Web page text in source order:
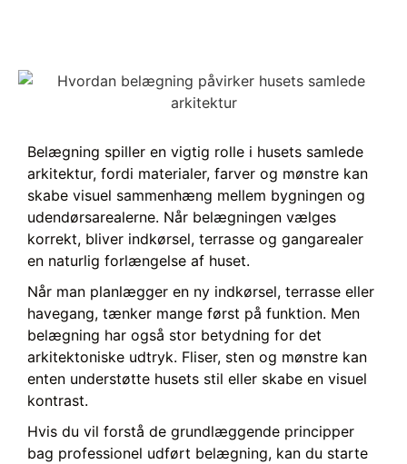
Belægning spiller en vigtig rolle i husets samlede
arkitektur, fordi materialer, farver og mønstre kan
skabe visuel sammenhæng mellem bygningen og
udendørsarealerne. Når belægningen vælges
korrekt, bliver indkørsel, terrasse og gangarealer
en naturlig forlængelse af huset.
Når man planlægger en ny indkørsel, terrasse eller
havegang, tænker mange først på funktion. Men
belægning har også stor betydning for det
arkitektoniske udtryk. Fliser, sten og mønstre kan
enten understøtte husets stil eller skabe en visuel
kontrast.
Hvis du vil forstå de grundlæggende principper
bag professionel udført belægning, kan du starte